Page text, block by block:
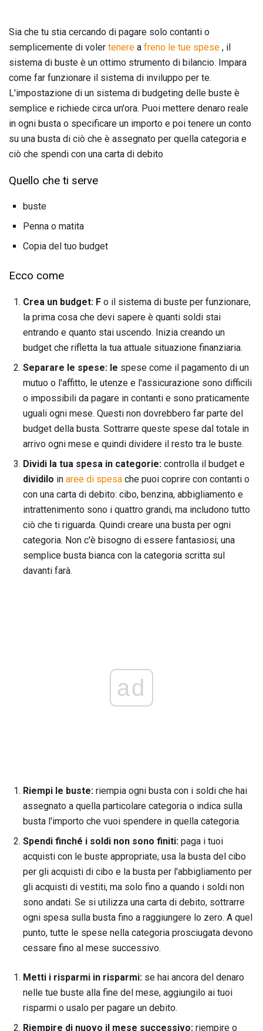
Sia che tu stia cercando di pagare solo contanti o
semplicemente di voler tenere a freno le tue spese , il
sistema di buste è un ottimo strumento di bilancio. Impara
come far funzionare il sistema di inviluppo per te.
L'impostazione di un sistema di budgeting delle buste è
semplice e richiede circa un'ora. Puoi mettere denaro reale
in ogni busta o specificare un importo e poi tenere un conto
su una busta di ciò che è assegnato per quella categoria e
ciò che spendi con una carta di debito
Quello che ti serve
buste
Penna o matita
Copia del tuo budget
Ecco come
Crea un budget: F o il sistema di buste per funzionare,
la prima cosa che devi sapere è quanti soldi stai
entrando e quanto stai uscendo. Inizia creando un
budget che rifletta la tua attuale situazione finanziaria.
Separare le spese: le spese come il pagamento di un
mutuo o l'affitto, le utenze e l'assicurazione sono difficili
o impossibili da pagare in contanti e sono praticamente
uguali ogni mese. Questi non dovrebbero far parte del
budget della busta. Sottrarre queste spese dal totale in
arrivo ogni mese e quindi dividere il resto tra le buste.
Dividi la tua spesa in categorie: controlla il budget e
dividilo in aree di spesa che puoi coprire con contanti o
con una carta di debito: cibo, benzina, abbigliamento e
intrattenimento sono i quattro grandi, ma includono tutto
ciò che ti riguarda. Quindi creare una busta per ogni
categoria. Non c'è bisogno di essere fantasiosi; una
semplice busta bianca con la categoria scritta sul
davanti farà.
ad
Riempi le buste: riempia ogni busta con i soldi che hai
assegnato a quella particolare categoria o indica sulla
busta l'importo che vuoi spendere in quella categoria.
Spendi finché i soldi non sono finiti: paga i tuoi
acquisti con le buste appropriate, usa la busta del cibo
per gli acquisti di cibo e la busta per l'abbigliamento per
gli acquisti di vestiti, ma solo fino a quando i soldi non
sono andati. Se si utilizza una carta di debito, sottrarre
ogni spesa sulla busta fino a raggiungere lo zero. A quel
punto, tutte le spese nella categoria prosciugata devono
cessare fino al mese successivo.
Metti i risparmi in risparmi: se hai ancora del denaro
nelle tue buste alla fine del mese, aggiungilo ai tuoi
risparmi o usalo per pagare un debito.
Riempire di nuovo il mese successivo: riempire o